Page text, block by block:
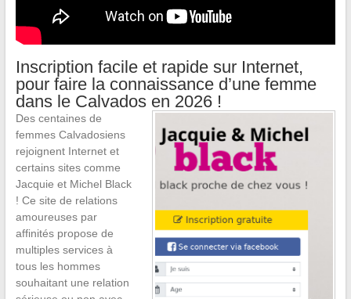
Inscription facile et rapide sur Internet,
pour faire la connaissance d’une femme
dans le Calvados en 2026 !
Des centaines de
femmes Calvadosiens
rejoignent Internet et
certains sites comme
Jacquie et Michel Black
! Ce site de relations
amoureuses par
affinités propose de
multiples services à
tous les hommes
souhaitant une relation